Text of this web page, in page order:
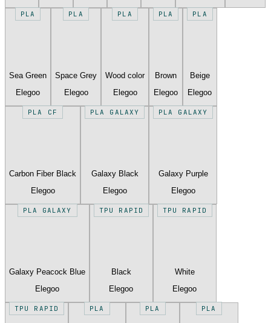
PLA
Sea Green
Elegoo
PLA
Space Grey
Elegoo
PLA
Wood color
Elegoo
PLA
Brown
Elegoo
PLA
Beige
Elegoo
PLA CF
Carbon Fiber Black
Elegoo
PLA GALAXY
Galaxy Black
Elegoo
PLA GALAXY
Galaxy Purple
Elegoo
PLA GALAXY
Galaxy Peacock Blue
Elegoo
TPU RAPID
Black
Elegoo
TPU RAPID
White
Elegoo
TPU RAPID PLA PLA PLA